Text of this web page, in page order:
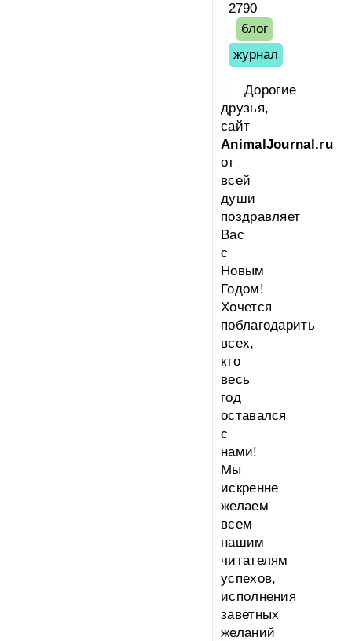
2790
блог
журнал
Дорогие
друзья,
сайт
AnimalJournal.ru
от
всей
души
поздравляет
Вас
с
Новым
Годом!
Хочется
поблагодарить
всех,
кто
весь
год
оставался
с
нами!
Мы
искренне
желаем
всем
нашим
читателям
успехов,
исполнения
заветных
желаний